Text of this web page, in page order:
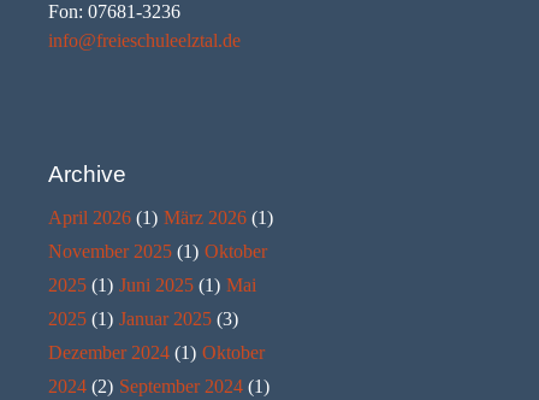
Fon: 07681-3236
info@freieschuleelztal.de
Archive
April 2026 (1) März 2026 (1)
November 2025 (1) Oktober
2025 (1) Juni 2025 (1) Mai
2025 (1) Januar 2025 (3)
Dezember 2024 (1) Oktober
2024 (2) September 2024 (1)